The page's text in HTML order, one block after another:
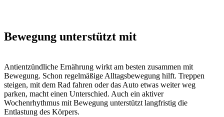
Bewegung unterstützt mit
Antientzündliche Ernährung wirkt am besten zusammen mit
Bewegung. Schon regelmäßige Alltagsbewegung hilft. Treppen
steigen, mit dem Rad fahren oder das Auto etwas weiter weg
parken, macht einen Unterschied. Auch ein aktiver
Wochenrhythmus mit Bewegung unterstützt langfristig die
Entlastung des Körpers.